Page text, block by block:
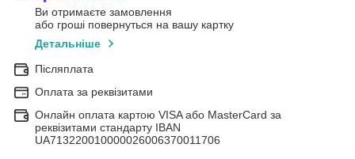
Ви отримаєте замовлення
або гроші повернуться на вашу картку
Детальніше
Післяплата
Оплата за реквізитами
Онлайн оплата картою VISA або MasterCard за
реквізитами стандарту IBAN
UA713220010000026006370011706